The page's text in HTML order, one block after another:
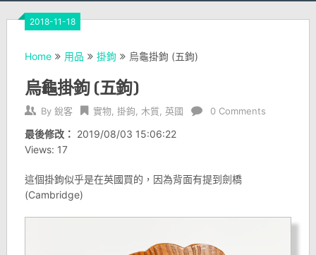
2018-11-18
Home 用品 掛鉤 烏龜掛鉤 (五鉤)
烏龜掛鉤 (五鉤)
By 銳客 實物, 掛鉤 木質, 英國 0 Comments
最後修改： 2019/08/03 15:06:22
Views: 17
這個掛鉤似乎是在英國買的，因為背面有提到劍橋
(Cambridge)